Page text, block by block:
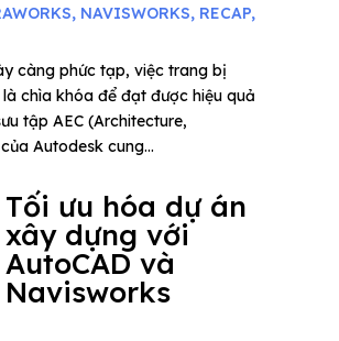
, NAVISWORKS, RECAP,
càng phức tạp, việc trang bị
chìa khóa để đạt được hiệu quả
tập AEC (Architecture,
Autodesk cung...
Tối ưu hóa dự án
xây dựng với
AutoCAD và
Navisworks